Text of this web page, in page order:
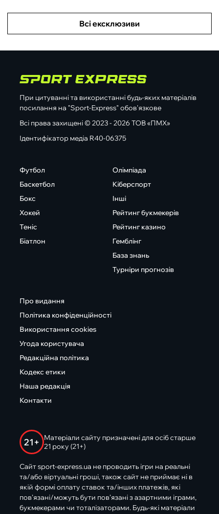
Всі ексклюзиви
При цитуванні та використанні будь-яких матеріалів
посилання на "Sport-Express" обов'язкове
Всі права захищені © 2023 - 2026 ТОВ «ПМХ»
Ідентифікатор медіа R40-06375
Футбол
Баскетбол
Бокс
Хокей
Теніс
Біатлон
Олімпіада
Кіберспорт
Інші
Рейтинг букмекерів
Рейтинг казино
Гемблінг
База знань
Турніри прогнозів
Про видання
Політика конфіденційності
Використання cookies
Угода користувача
Редакційна політика
Кодекс етики
Наша редакція
Контакти
21+
Матеріали сайту призначені для осіб старше
21 року (21+)
Сайт sport-express.ua не проводить ігри на реальні
та/або віртуальні гроші, також сайт не приймає ні в
якій формі оплату ставок та/інших платежів, які
пов’язані/можуть бути пов’язані з азартними іграми,
букмекерами чи тоталізаторами. Будь-які матеріали